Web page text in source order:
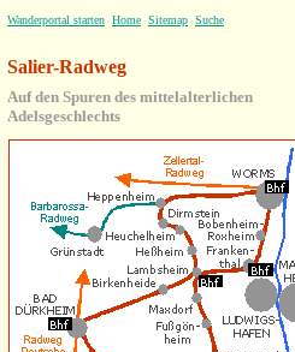
Wanderportal starten Home Sitemap Suche
Salier-Radweg
Auf den Spuren des mittelalterlichen
Adelsgeschlechts